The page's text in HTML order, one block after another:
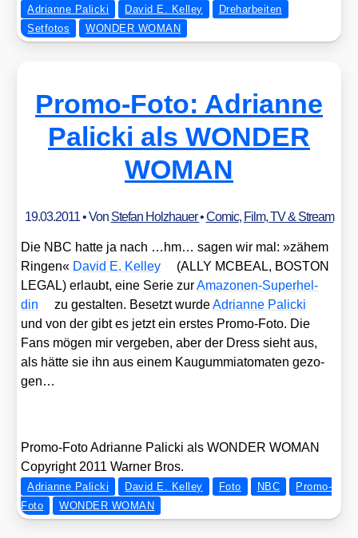
Adrianne Palicki David E. Kelley
Dreharbeiten
Setfotos
WONDER WOMAN
Promo-Foto: Adrianne
Palicki als WONDER
WOMAN
19.03.2011• Von Stefan Holzhauer•Comic, Film, TV & Stream
Die NBC hat­te ja nach …hm… sagen wir mal: »zähem
Rin­gen« David E. Kel­ley
(ALLY MCBEAL, BOSTON
LEGAL) erlaubt, eine Serie zurAma­zo­nen-Super­hel­
din
zu gestal­ten. Besetzt wur­deAdri­an­ne Pali­cki
und von der gibt es jetzt ein ers­tes Pro­mo-Foto. Die
Fans mögen mir ver­ge­ben, aber der Dress sieht aus,
als hät­te sie ihn aus einem Kau­gum­m­i­ato­ma­ten gezo­
gen…
Pro­mo-Foto Adri­an­ne Pali­cki als WONDER WOMAN
Copy­right 2011 War­ner Bros.
Adrianne Palicki David E. Kelley Foto NBC
Promo-
Foto
WONDER WOMAN